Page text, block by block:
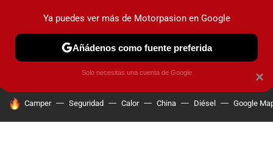
PRUEBAS COCHES ELÉCTRICOS OBSERVATORIO
HOY SE HABLA DE
Camper Seguridad Calor China Diésel Google
×
Ya puedes ver más de Motorpasion en Google
Añádenos como fuente preferida
Solo necesitas una cuenta de Google